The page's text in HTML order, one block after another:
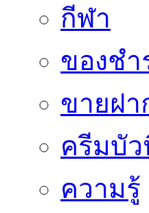
กีฬา
ของชำ
ขายฝ
ครีมบั
ความรู้